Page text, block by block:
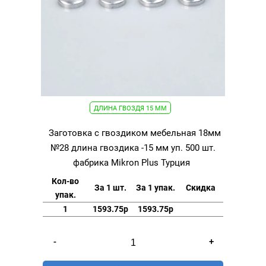
ДЛИНА ГВОЗДЯ 15 ММ
Заготовка с гвоздиком мебельная 18мм
№28 длина гвоздика -15 мм уп. 500 шт.
фабрика Mikron Plus Турция
Кол-во
упак.
За 1 шт. За 1 упак. Скидка
1 1593.75р 1593.75р
-
товара
Заготовка
+